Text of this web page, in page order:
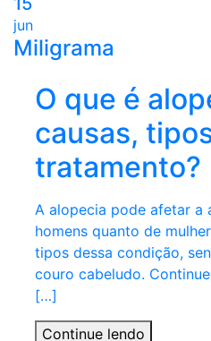
jun
Miligrama
O que é
causas,
tratamento?
A alopecia pode afetar a
homens quanto de
tipos dessa condição,
couro cabeludo.
[…]
Continue lendo